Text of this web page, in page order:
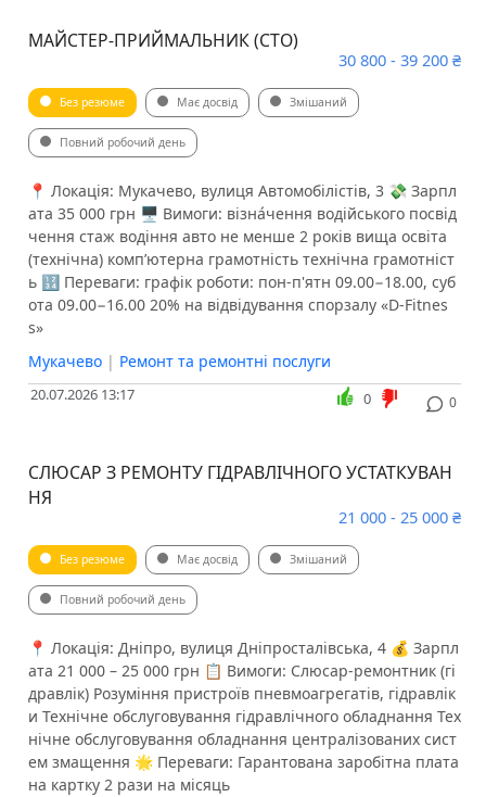
МАЙСТЕР-ПРИЙМАЛЬНИК (СТО)
30 800 - 39 200 ₴
Без резюме Має досвід Змішаний
Повний робочий день
📍 Локація: Мукачево, вулиця Автомобілістів, 3 💸 Зарпл
ата 35 000 грн 🖥 Вимоги: візна́чення водійського посвід
чення стаж водіння авто не менше 2 років вища освіта
(технічна) компʼютерна грамотність технічна грамотніст
ь 🔢 Переваги: графік роботи: пон-п'ятн 09.00−18.00, суб
ота 09.00−16.00 20% на відвідування спорзалу «D-Fitnes
s»
Мукачево | Ремонт та ремонтні послуги
20.07.2026 13:17 0
0
СЛЮСАР З РЕМОНТУ ГІДРАВЛІЧНОГО УСТАТКУВАН
НЯ
21 000 - 25 000 ₴
Без резюме Має досвід Змішаний
Повний робочий день
📍 Локація: Дніпро, вулиця Дніпросталівська, 4 💰 Зарпл
ата 21 000 – 25 000 грн 📋 Вимоги: Слюсар-ремонтник (гі
дравлік) Розуміння пристроїв пневмоагрегатів, гідравлік
и Технічне обслуговування гідравлічного обладнання Тех
нічне обслуговування обладнання централізованих сист
ем змащення 🌟 Переваги: Гарантована заробітна плата
на картку 2 рази на місяць